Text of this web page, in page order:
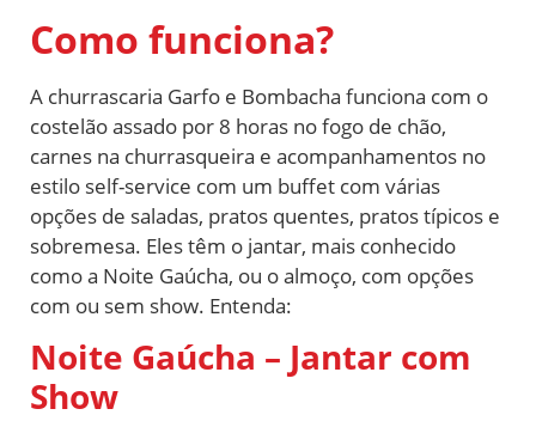
Como funciona?
A churrascaria Garfo e Bombacha funciona com o
costelão assado por 8 horas no fogo de chão,
carnes na churrasqueira e acompanhamentos no
estilo self-service com um buffet com várias
opções de saladas, pratos quentes, pratos típicos e
sobremesa. Eles têm o jantar, mais conhecido
como a Noite Gaúcha, ou o almoço, com opções
com ou sem show. Entenda:
Noite Gaúcha – Jantar com
Show